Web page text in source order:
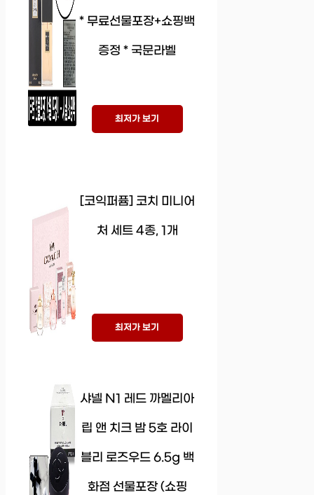
* 무료선물포장+쇼핑백
증정 * 국문라벨
최저가 보기
[코익퍼퓸] 코치 미니어
처 세트 4종, 1개
최저가 보기
샤넬 N1 레드 까멜리아
립 앤 치크 밤 5호 라이
블리 로즈우드 6.5g 백
화점 선물포장 (쇼핑